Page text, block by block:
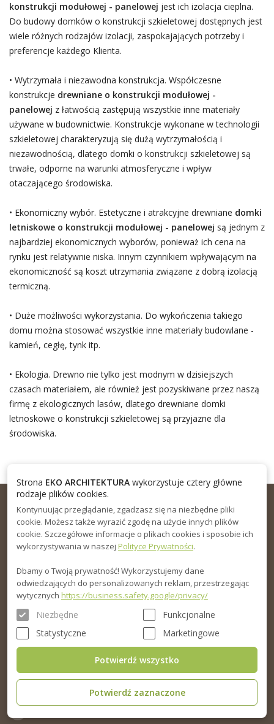
konstrukcji modułowej - panelowej jest ich izolacja cieplna.
Do budowy domków o konstrukcji szkieletowej dostępnych jest
wiele różnych rodzajów izolacji, zaspokajających potrzeby i
preferencje każdego Klienta.
• Wytrzymała i niezawodna konstrukcja. Współczesne
konstrukcje drewniane o konstrukcji modułowej -
panelowej z łatwością zastępują wszystkie inne materiały
używane w budownictwie. Konstrukcje wykonane w technologii
szkieletowej charakteryzują się dużą wytrzymałością i
niezawodnością, dlatego domki o konstrukcji szkieletowej są
trwałe, odporne na warunki atmosferyczne i wpływ
otaczającego środowiska.
• Ekonomiczny wybór. Estetyczne i atrakcyjne drewniane domki
letniskowe o konstrukcji modułowej - panelowej są jednym z
najbardziej ekonomicznych wyborów, ponieważ ich cena na
rynku jest relatywnie niska. Innym czynnikiem wpływającym na
ekonomiczność są koszt utrzymania związane z dobrą izolacją
termiczną.
• Duże możliwości wykorzystania. Do wykończenia takiego
domu można stosować wszystkie inne materiały budowlane -
kamień, cegłę, tynk itp.
• Ekologia. Drewno nie tylko jest modnym w dzisiejszych
czasach materiałem, ale również jest pozyskiwane przez naszą
firmę z ekologicznych lasów, dlatego drewniane domki
letnoskowe o konstrukcji szkieletowej są przyjazne dla
środowiska.
KONTAKT
sklep@domyekoarchitektura.pl
Czas pracy: Pn-Pt od 8h do 18h
Ul. Elewatorska 10, Białystok
Strona EKO ARCHITEKTURAwykorzystuje cztery główne
rodzaje plików cookies.
Kontynuując przeglądanie, zgadzasz się na niezbędne pliki
cookie. Możesz także wyrazić zgodę na użycie innych plików
cookie. Szczegółowe informacje o plikach cookies i sposobie ich
wykorzystywania w naszej Polityce Prywatności.
Dbamy o Twoją prywatność! Wykorzystujemy dane
odwiedzających do personalizowanych reklam, przestrzegając
wytycznych https://business.safety.google/privacy/
Niezbędne
Funkcjonalne
Statystyczne
Marketingowe
Potwierdź zaznaczone
Potwierdź wszystko